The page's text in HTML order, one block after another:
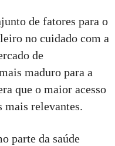
de fatores para o
no cuidado com a
de
maduro para a
que o maior acesso
mais relevantes.
parte da saúde